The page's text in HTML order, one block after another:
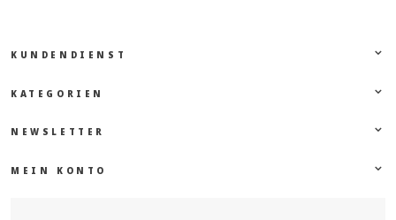
KUNDENDIENST
KATEGORIEN
NEWSLETTER
MEIN KONTO